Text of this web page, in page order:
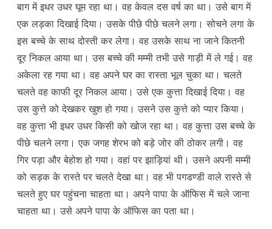
बाग में इधर उधर घूम रहा था। वह केवल दस वर्ष का था। उसे बाग में
एक लड़का दिखाई दिया। उसके पीछे पीछे चलने लगा। सोचने लगा के
इस बच्चे के साथ दोस्ती कर लेगा। वह उसके साथ ना जाने कितनी
दूर निकल आया था। उस बच्चे की मम्मी तभी उसे गाड़ी में ले गई। वह
अकेला रह गया था। वह अपने घर का रास्ता भूल चुका था। चलते
चलते वह काफी दूर निकल आया। उसे एक कुत्ता दिखाई दिया। वह
उस कुत्ते को देखकर खुश हो गया। उसने उस कुत्ते को प्यार किया।
वह कुत्ता भी इधर उधर किसी को खोज रहा था। वह कुत्ता उस बच्चे के
पीछे चलने लगा। एक जगह शेरभ को बड़े जोर की ठोकर लगी। वह
गिर पड़ा और बेहोश हो गया। वहां पर झाड़ियां थी। उसने अपनी मम्मी
को सड़क के रास्ते पर चलते देखा था। वह भी पगडण्डी वाले रास्ते से
चलते हुए घर पहुंचना चाहता था। अपने पापा के ऑफिस में चले जाना
चाहता था। उसे अपने पापा के ऑफिस का पता था।